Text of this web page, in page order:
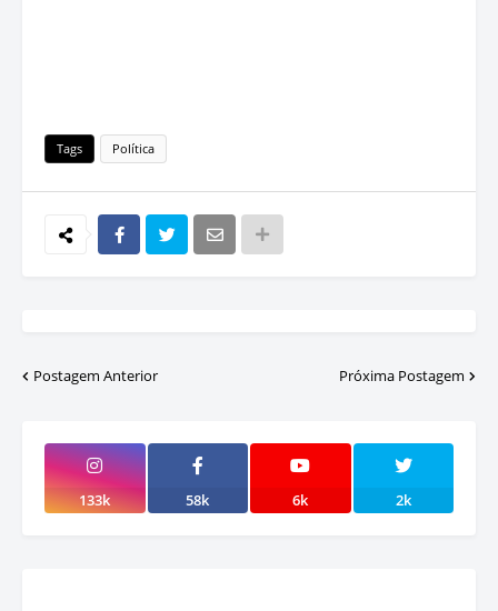
Tags Política
Postagem Anterior Próxima Postagem
133k 58k 6k 2k